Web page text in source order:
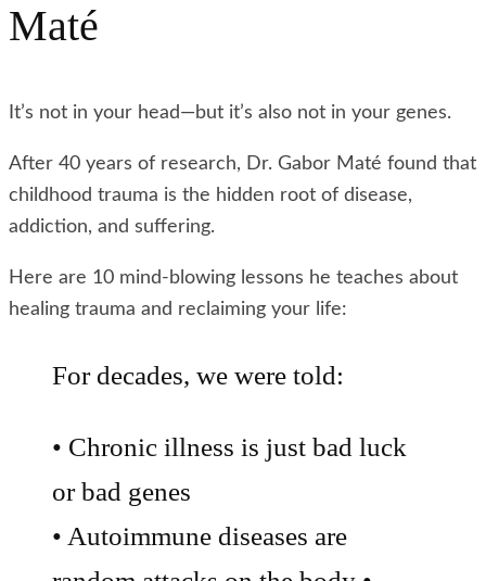
Maté
It’s not in your head—but it’s also not in your genes.
After 40 years of research, Dr. Gabor Maté found that
childhood trauma is the hidden root of disease,
addiction, and suffering.
Here are 10 mind-blowing lessons he teaches about
healing trauma and reclaiming your life:
For decades, we were told:
• Chronic illness is just bad luck
or bad genes
• Autoimmune diseases are